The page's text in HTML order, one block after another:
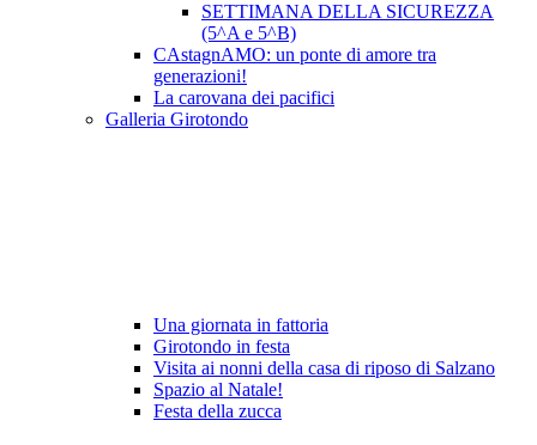
SETTIMANA DELLA SICUREZZA
(5^A e 5^B)
CAstagnAMO: un ponte di amore tra
generazioni!
La carovana dei pacifici
Galleria Girotondo
Una giornata in fattoria
Girotondo in festa
Visita ai nonni della casa di riposo di Salzano
Spazio al Natale!
Festa della zucca